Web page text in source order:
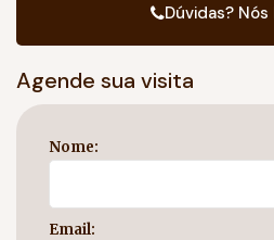
Dúvidas? Nós
Agende sua visita
Nome:
Email: